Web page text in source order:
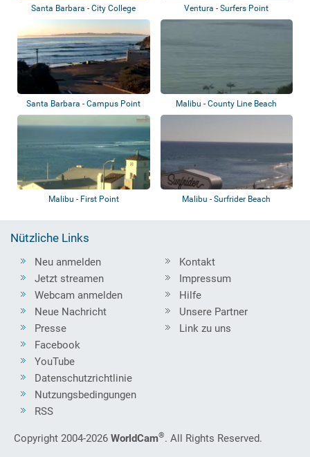
Santa Barbara - City College Ventura - Surfers Point
Santa Barbara - Campus Point Malibu - County Line Beach
Malibu - First Point Malibu - Surfrider Beach
Nützliche Links
Neu anmelden
Jetzt streamen
Webcam anmelden
Neue Nachricht
Presse
Kontakt
Impressum
Hilfe
Unsere Partner
Link zu uns
Facebook
YouTube
Datenschutzrichtlinie
Nutzungsbedingungen
RSS
Copyright 2004-2026 WorldCam®. All Rights Reserved.